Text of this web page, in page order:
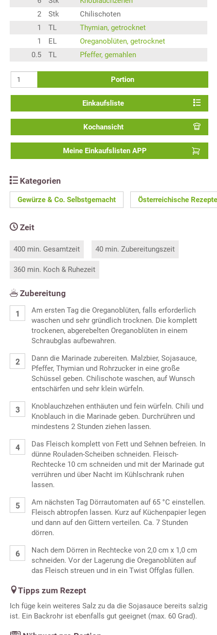
2
Stk
Chilischoten
1
TL
Thymian, getrocknet
1
EL
Oreganoblüten, getrocknet
0.5
TL Pfeffer, gemahlen
Portion
Einkaufsliste
Kochansicht
Meine Einkaufslisten APP
Kategorien
Gewürze & Co. Selbstgemacht Österreichische Rezepte
Zeit
400 min. Gesamtzeit 40 min. Zubereitungszeit
360 min. Koch & Ruhezeit
Zubereitung
Am ersten Tag die Oreganoblüten, falls erforderlich
waschen und sehr gründlich trocknen. Die komplett
trockenen, abgerebelten Oreganoblüten in einem
Schraubglas aufbewahren.
Dann die Marinade zubereiten. Malzbier, Sojasauce,
Pfeffer, Thymian und Rohrzucker in eine große
Schüssel geben. Chilischote waschen, auf Wunsch
entschärfen und sehr klein würfeln.
Knoblauchzehen enthäuten und fein würfeln. Chili und
Knoblauch in die Marinade geben. Durchrühren und
mindestens 2 Stunden ziehen lassen.
Das Fleisch komplett von Fett und Sehnen befreien. In
dünne Rouladen-Scheiben schneiden. Fleisch-
Rechtecke 10 cm schneiden und mit der Marinade gut
verrühren und über Nacht im Kühlschrank ruhen
lassen.
Am nächsten Tag Dörrautomaten auf 65 °C einstellen.
Fleisch abtropfen lassen. Kurz auf Küchenpapier legen
und dann auf den Gittern verteilen. Ca. 7 Stunden
dörren.
Nach dem Dörren in Rechtecke von 2,0 cm x 1,0 cm
schneiden. Vor der Lagerung die Oreganoblüten auf
das Fleisch streuen und in ein Twist Offglas füllen.
Tipps zum Rezept
Ich füge kein weiteres Salz zu da die Sojasauce bereits salzig
ist. Ein Backrohr ist ebenfalls gut geeignet (max. 60 Grad).